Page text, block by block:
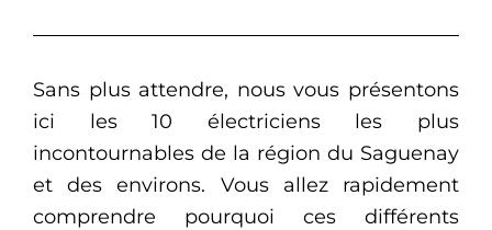
Sans plus attendre, nous vous présentons
ici les 10 électriciens les plus
incontournables de la région du Saguenay
et des environs. Vous allez rapidement
comprendre pourquoi ces différents